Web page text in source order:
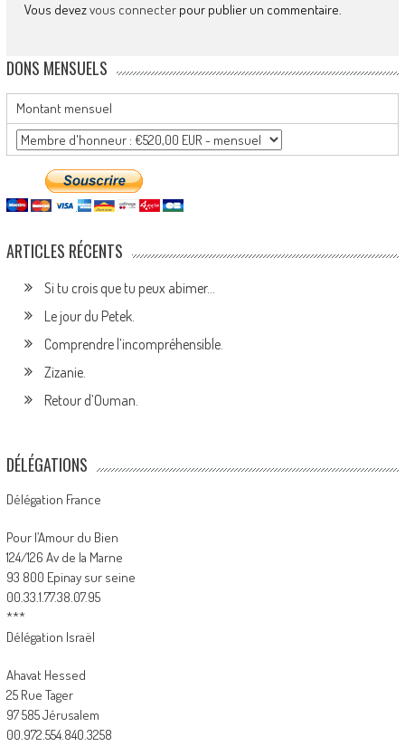
Vous devezvous connecterpour publier un commentaire.
DONS MENSUELS
Montant mensuel
ARTICLES RÉCENTS
Si tu crois que tu peux abimer…
Le jour du Petek.
Comprendre l’incompréhensible.
Zizanie.
Retour d’Ouman.
DÉLÉGATIONS
Délégation France
Pour l’Amour du Bien
124/126 Av de la Marne
93 800 Epinay sur seine
00.33.1.77.38.07.95
***
Délégation Israël
Ahavat Hessed
25 Rue Tager
97 585 Jérusalem
00.972.554.840.3258